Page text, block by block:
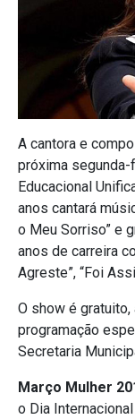
A cantora e
próxima segunda-
Educacional
anos cantará
o Meu Sorriso” e
anos de carreira
Agreste”, “Foi
O show é
programação
Secretaria
Março Mulher
o Dia